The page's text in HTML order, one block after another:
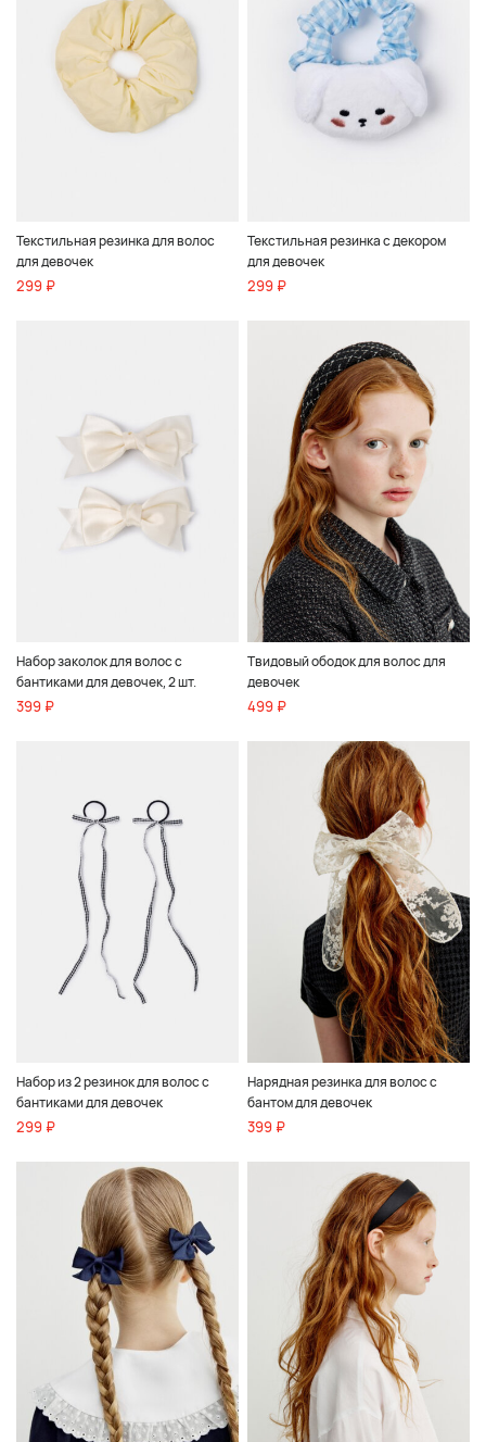
Текстильная резинка для волос
для девочек
299 ₽
Текстильная резинка с декором
для девочек
299 ₽
Набор заколок для волос с
бантиками для девочек, 2 шт.
399 ₽
Твидовый ободок для волос для
девочек
499 ₽
Набор из 2 резинок для волос с
бантиками для девочек
299 ₽
Нарядная резинка для волос с
бантом для девочек
399 ₽